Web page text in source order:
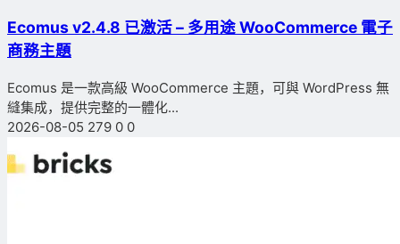
Ecomus v2.4.8 已激活 – 多用途 WooCommerce 電子
商務主題
Ecomus 是一款高級 WooCommerce 主題，可與 WordPress 無
縫集成，提供完整的一體化...
2026-08-05 279 0 0